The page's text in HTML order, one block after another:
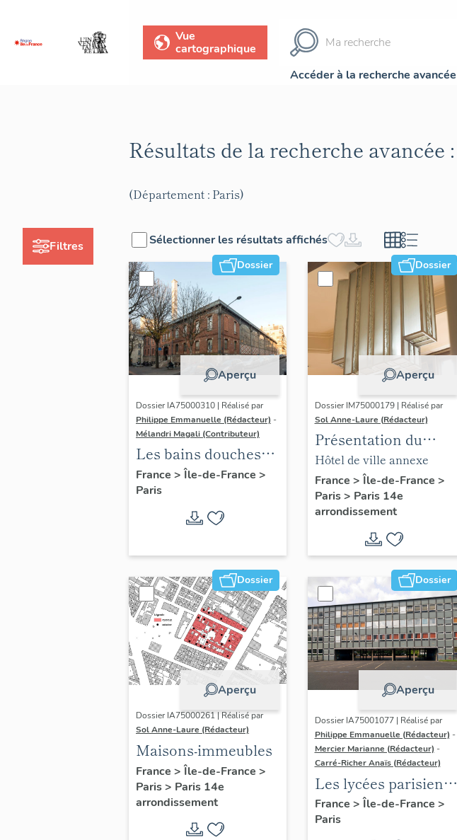
Vue
cartographique
Accéder à la recherche avancée
Filtres
Résultats de la recherche avancée :
(Département : Paris)
Sélectionner les résultats affichés
Dossier
Aperçu
Dossier IA75000310 | Réalisé par
Philippe Emmanuelle (Rédacteur) -
Mélandri Magali (Contributeur)
Les bains douches
municipaux de la
ville de Paris
France > Île-de-France >
Paris
Dossier
Aperçu
Dossier IM75000179 | Réalisé par
Sol Anne-Laure (Rédacteur)
Présentation du
mobilier de la mairie
annexe
Hôtel de ville annexe
France > Île-de-France >
Paris> Paris 14e
arrondissement
Dossier
Aperçu
Dossier IA75000261 | Réalisé par
Sol Anne-Laure (Rédacteur)
Maisons-immeubles
France > Île-de-France >
Paris> Paris 14e
arrondissement
Dossier
Aperçu
Dossier IA75001077 | Réalisé par
Philippe Emmanuelle (Rédacteur) -
Mercier Marianne (Rédacteur) -
Carré-Richer Anaïs (Rédacteur)
Les lycées parisiens
de Jean-Claude
Dondel et Roger
France > Île-de-France >
Paris